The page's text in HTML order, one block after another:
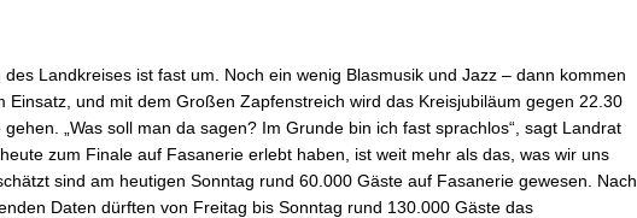
Landkreises ist fast um. Noch ein wenig Blasmusik und Jazz – dann kommen
Einsatz, und mit dem Großen Zapfenstreich wird das Kreisjubiläum gegen 22.30
„Was soll man da sagen? Im Grunde bin ich fast sprachlos“, sagt Landrat
zum Finale auf Fasanerie erlebt haben, ist weit mehr als das, was wir uns
sind am heutigen Sonntag rund 60.000 Gäste auf Fasanerie gewesen. Nach
Daten dürften von Freitag bis Sonntag rund 130.000 Gäste das